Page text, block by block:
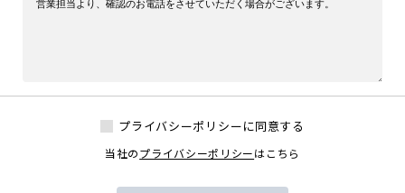
プライバシーポリシーに同意する
当社のプライバシーポリシーはこちら